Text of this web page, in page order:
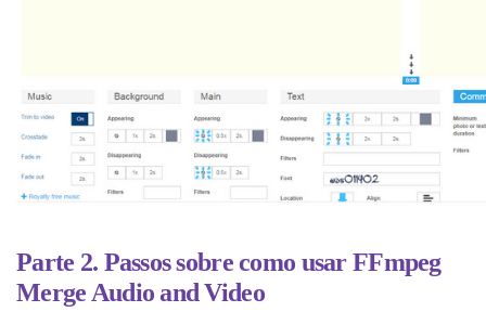
Parte 2. Passos sobre como usar FFmpeg
Merge Audio and Video